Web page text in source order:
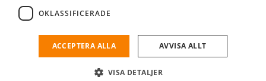
Kostnadsfri företagsprofil
och söka efter passande kandidater till ditt företag.
OKLASSIFICERADE
ACCEPTERA ALLA AVVISA ALLT
VISA DETALJER